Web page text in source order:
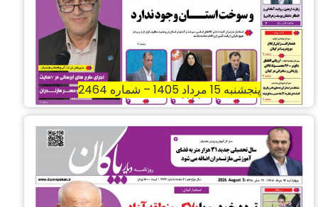
پنجشنبه 15 مرداد 1405 – شماره 2464